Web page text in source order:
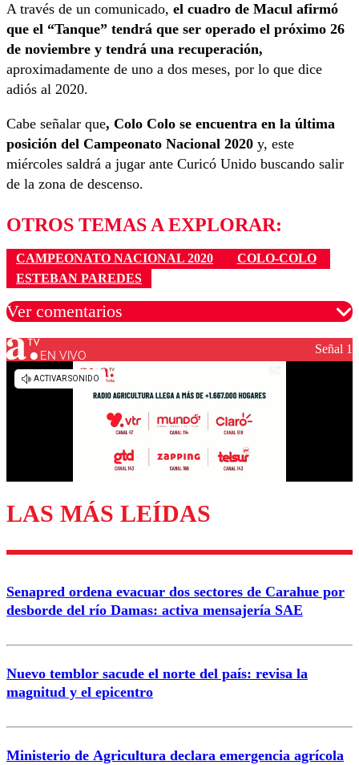
A través de un comunicado, el cuadro de Macul afirmó
que el “Tanque” tendrá que ser operado el próximo 26
de noviembre y tendrá una recuperación,
aproximadamente de uno a dos meses, por lo que dice
adiós al 2020.
Cabe señalar que, Colo Colo se encuentra en la última
posición del Campeonato Nacional 2020 y, este
miércoles saldrá a jugar ante Curicó Unido buscando salir
de la zona de descenso.
OTROS TEMAS A EXPLORAR:
CAMPEONATO NACIONAL 2020
COLO-COLO
ESTEBAN PAREDES
Ver comentarios
Los comentarios son moderados para garantizar un
Enviar comentario
EN VIVO Señal 1
LAS MÁS LEÍDAS
Senapred ordena evacuar dos sectores de Carahue por
desborde del río Damas: activa mensajería SAE
Nuevo temblor sacude el norte del país: revisa la
magnitud y el epicentro
Ministerio de Agricultura declara emergencia agrícola